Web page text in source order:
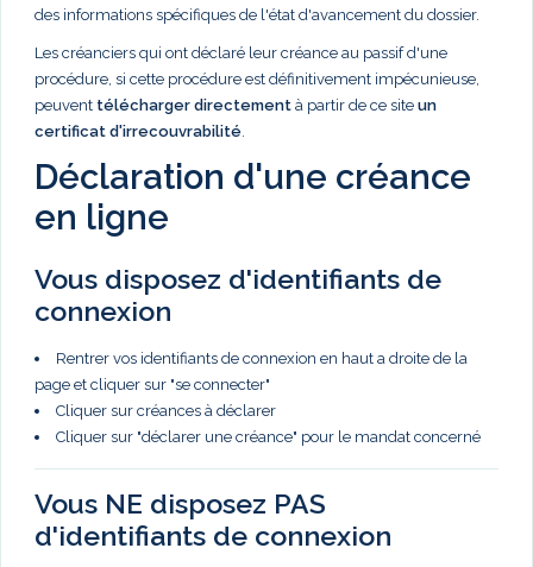
des informations spécifiques de l'état d'avancement du dossier.
Les créanciers qui ont déclaré leur créance au passif d'une
procédure, si cette procédure est définitivement impécunieuse,
peuvent télécharger directement à partir de ce site un
certificat d'irrecouvrabilité.
Déclaration d'une créance
en ligne
Vous disposez d'identifiants de
connexion
Rentrer vos identifiants de connexion en haut a droite de la
page et cliquer sur "se connecter"
Cliquer sur créances à déclarer
Cliquer sur "déclarer une créance" pour le mandat concerné
Vous NE disposez PAS
d'identifiants de connexion